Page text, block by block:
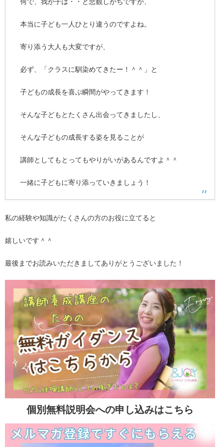
何で、我が子は・・と悲観しがちですが、
本当に子ども一人ひとり違うのですよね。
寄り添う大人も大変ですが、
必ず、「クラスに馴染めてきたー！＾＾」と
子どもの成長を喜ぶ瞬間がやってきます！
そんな子どもとたくさん出会ってきましたし、
そんな子どもの成長する姿を見ることが
講師としてもとってもやりがいがあるんですよ＾＾
一緒に子どもに寄り添っていきましょう！
私の経験や知識がたくさんの方のお役に立てると
嬉しいです＾＾
最後までお読みいただきましてありがとうございました！
個別無料説明会への申し込みはこちら